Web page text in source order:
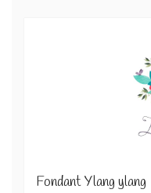
Fondant Ylang ylang